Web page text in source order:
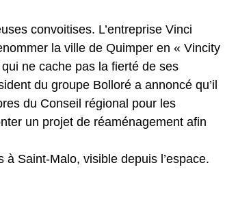
convoitises. L’entreprise Vinci
la ville de Quimper en « Vincity
ne cache pas la fierté de ses
du groupe Bolloré a annoncé qu’il
du Conseil régional pour les
un projet de réaménagement afin
Saint-Malo, visible depuis l’espace.